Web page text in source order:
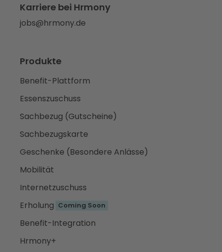
Karriere bei Hrmony
jobs@hrmony.de
Produkte
Benefit-Plattform
Essenszuschuss
Sachbezug (Gutscheine)
Sachbezugskarte
Geschenke (Besondere Anlässe)
Mobilität
Internetzuschuss
Erholung Coming Soon
Benefit-Integration
Hrmony+